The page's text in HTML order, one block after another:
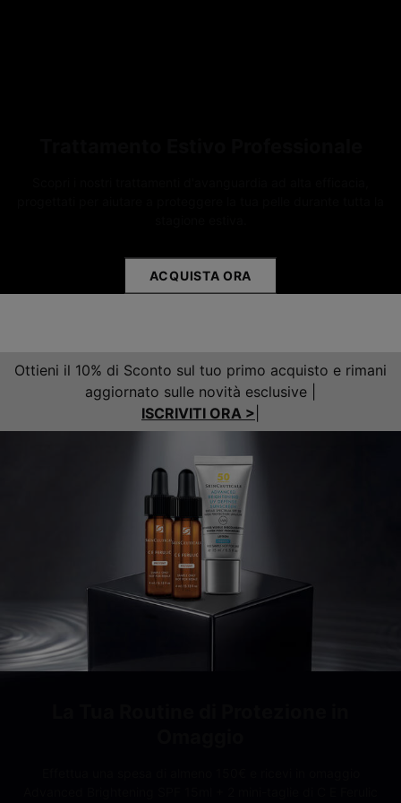
ACQUISTA ORA
Ottieni il 10% di Sconto sul tuo primo acquisto e rimani
aggiornato sulle novità esclusive |
ISCRIVITI ORA >